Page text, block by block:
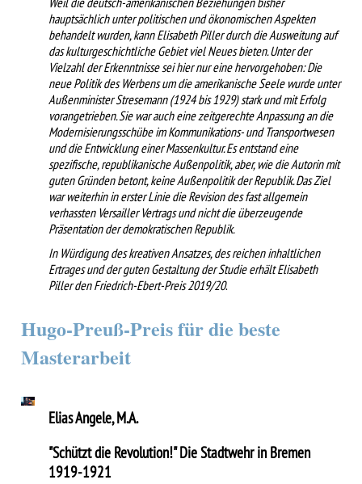
hauptsächlich unter politischen und ökonomischen Aspekten
behandelt wurden, kann Elisabeth Piller durch die Ausweitung auf
das kulturgeschichtliche Gebiet viel Neues bieten. Unter der
Vielzahl der Erkenntnisse sei hier nur eine hervorgehoben: Die
neue Politik des Werbens um die amerikanische Seele wurde unter
Außenminister Stresemann (1924 bis 1929) stark und mit Erfolg
vorangetrieben. Sie war auch eine zeitgerechte Anpassung an die
Modernisierungsschübe im Kommunikations- und Transportwesen
und die Entwicklung einer Massenkultur. Es entstand eine
spezifische, republikanische Außenpolitik, aber, wie die Autorin mit
guten Gründen betont, keine Außenpolitik der Republik. Das Ziel
war weiterhin in erster Linie die Revision des fast allgemein
verhassten Versailler Vertrags und nicht die überzeugende
Präsentation der demokratischen Republik.
In Würdigung des kreativen Ansatzes, des reichen inhaltlichen
Ertrages und der guten Gestaltung der Studie erhält Elisabeth
Piller den Friedrich-Ebert-Preis 2019/20.
Hugo-Preuß-Preis für die beste
Masterarbeit
Elias Angele, M.A.
"Schützt die Revolution!" Die Stadtwehr in Bremen
1919-1921